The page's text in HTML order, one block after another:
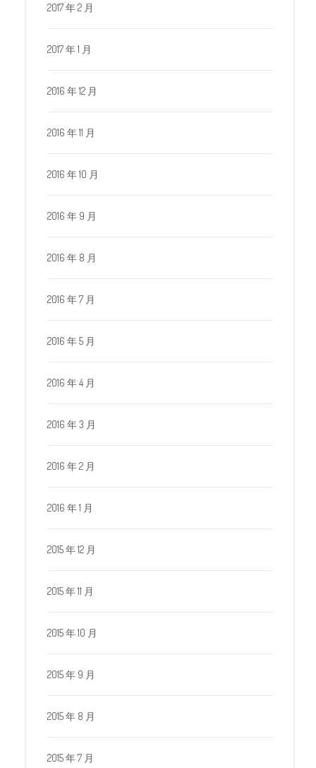
2017 年 2 月
2017 年 1 月
2016 年 12 月
2016 年 11 月
2016 年 10 月
2016 年 9 月
2016 年 8 月
2016 年 7 月
2016 年 5 月
2016 年 4 月
2016 年 3 月
2016 年 2 月
2016 年 1 月
2015 年 12 月
2015 年 11 月
2015 年 10 月
2015 年 9 月
2015 年 8 月
2015 年 7 月